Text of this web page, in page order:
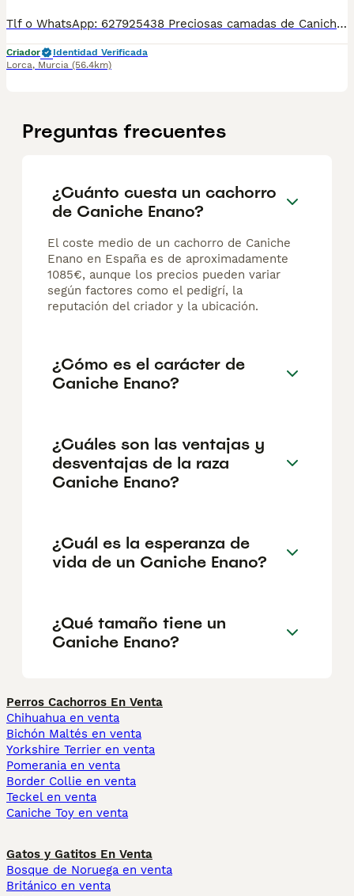
Tlf o WhatsApp: 627925438 Preciosas camadas de Caniche Enano, se entregan con minimo de dos meses y medio de edad y sus vacunas correspondientes, desparasitados interna y externamente, pasaporte y microchip, contrato de compra y garantia de salud. preferiblemente recogida en mano pero también podemos entregar en toda España mediante transporte de alta calidad preparado para animales y con chofer particular con posibilidad de pago contra reembolso Llámanos o háblanos por whats app.
Criador
Identidad Verificada
Lorca, Murcia (56.4km)
Preguntas frecuentes
¿Cuánto cuesta un cachorro
de Caniche Enano?
El coste medio de un cachorro de Caniche
Enano en España es de aproximadamente
1085€, aunque los precios pueden variar
según factores como el pedigrí, la
reputación del criador y la ubicación.
¿Cómo es el carácter de
Caniche Enano?
¿Cuáles son las ventajas y
desventajas de la raza
Caniche Enano?
¿Cuál es la esperanza de
vida de un Caniche Enano?
¿Qué tamaño tiene un
Caniche Enano?
Perros Cachorros En Venta
Chihuahua en venta
Bichón Maltés en venta
Yorkshire Terrier en venta
Pomerania en venta
Border Collie en venta
Teckel en venta
Caniche Toy en venta
Gatos y Gatitos En Venta
Bosque de Noruega en venta
Británico en venta